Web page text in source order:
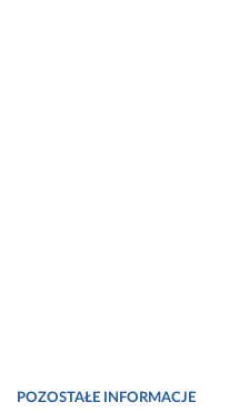
POZOSTAŁE INFORMACJE